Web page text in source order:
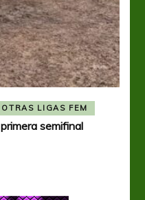
OTRAS LIGAS FEM
semifinal